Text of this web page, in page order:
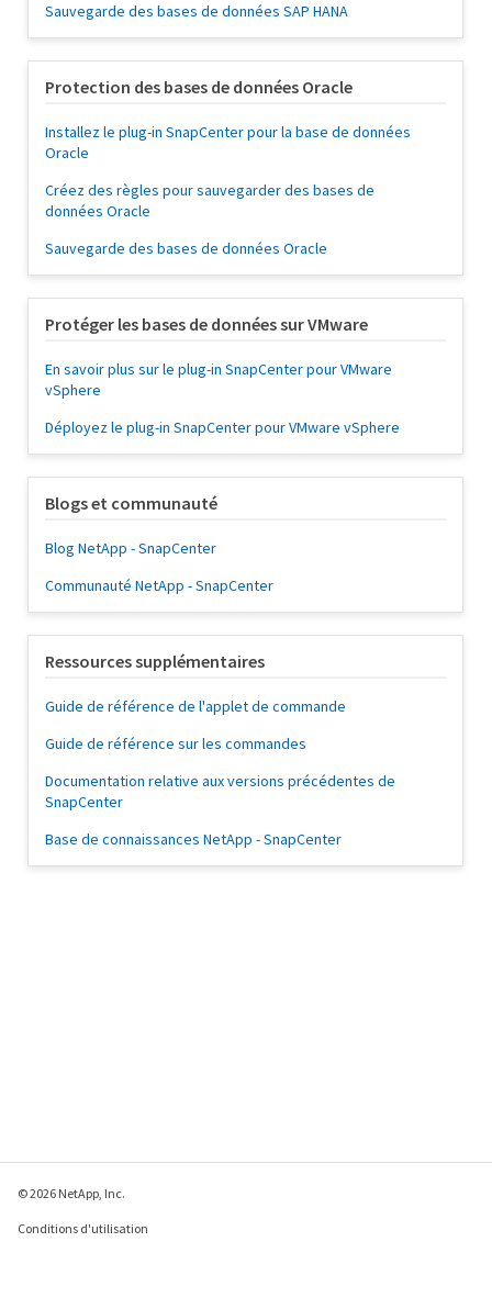
Sauvegarde des bases de données SAP HANA
Protection des bases de données Oracle
Installez le plug-in SnapCenter pour la base de données
Oracle
Créez des règles pour sauvegarder des bases de
données Oracle
Sauvegarde des bases de données Oracle
Protéger les bases de données sur VMware
En savoir plus sur le plug-in SnapCenter pour VMware
vSphere
Déployez le plug-in SnapCenter pour VMware vSphere
Blogs et communauté
Blog NetApp - SnapCenter
Communauté NetApp - SnapCenter
Ressources supplémentaires
Guide de référence de l'applet de commande
Guide de référence sur les commandes
Documentation relative aux versions précédentes de
SnapCenter
Base de connaissances NetApp - SnapCenter
© 2026 NetApp, Inc.
Conditions d'utilisation